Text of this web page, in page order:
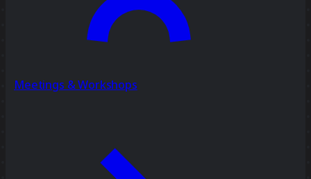
Meetings & Workshops